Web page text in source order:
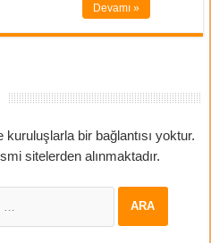
Devamı »
bir bağlantısı yoktur.
sitelerden alınmaktadır.